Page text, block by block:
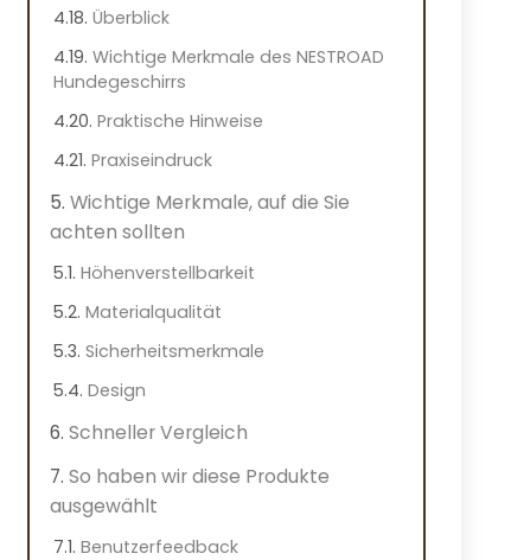
Überblick
Wichtige Merkmale des NESTROAD
Hundegeschirrs
Praktische Hinweise
Praxiseindruck
Wichtige Merkmale, auf die Sie
achten sollten
Höhenverstellbarkeit
Materialqualität
Sicherheitsmerkmale
Design
Schneller Vergleich
So haben wir diese Produkte
ausgewählt
Benutzerfeedback